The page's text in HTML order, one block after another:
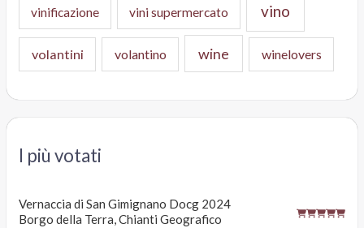
vinificazione vini supermercato vino
volantini volantino wine winelovers
I più votati
Vernaccia di San Gimignano Docg 2024
Borgo della Terra, Chianti Geografico